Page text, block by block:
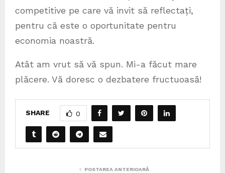
competitive pe care vă invit să reflectați,
pentru că este o oportunitate pentru
economia noastră.
Atât am vrut să vă spun. Mi-a făcut mare
plăcere. Vă doresc o dezbatere fructuoasă!
SHARE 0
POSTAREA ANTERIOARĂ